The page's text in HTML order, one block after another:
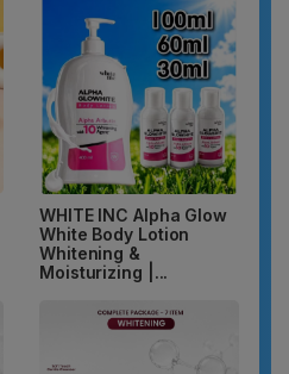
WHITE INC Alpha Glow
White Body Lotion
Whitening &
Moisturizing |...